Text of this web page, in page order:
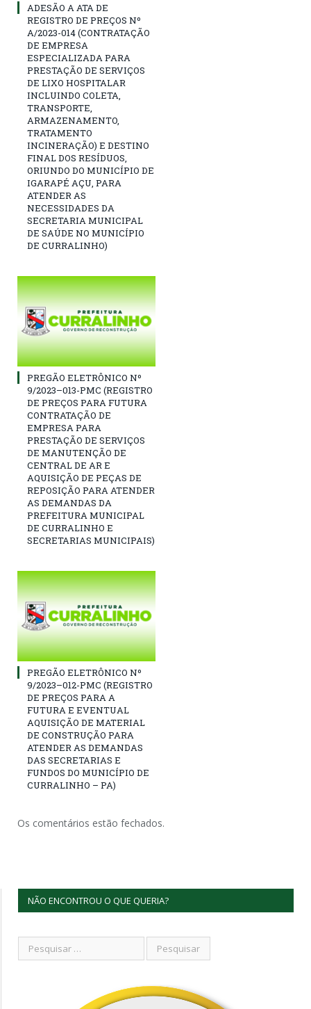
ADESÃO A ATA DE
REGISTRO DE PREÇOS Nº
A/2023-014 (CONTRATAÇÃO
DE EMPRESA
ESPECIALIZADA PARA
PRESTAÇÃO DE SERVIÇOS
DE LIXO HOSPITALAR
INCLUINDO COLETA,
TRANSPORTE,
ARMAZENAMENTO,
TRATAMENTO
INCINERAÇÃO) E DESTINO
FINAL DOS RESÍDUOS,
ORIUNDO DO MUNICÍPIO DE
IGARAPÉ AÇU, PARA
ATENDER AS
NECESSIDADES DA
SECRETARIA MUNICIPAL
DE SAÚDE NO MUNICÍPIO
DE CURRALINHO)
PREGÃO ELETRÔNICO Nº
9/2023–013-PMC (REGISTRO
DE PREÇOS PARA FUTURA
CONTRATAÇÃO DE
EMPRESA PARA
PRESTAÇÃO DE SERVIÇOS
DE MANUTENÇÃO DE
CENTRAL DE AR E
AQUISIÇÃO DE PEÇAS DE
REPOSIÇÃO PARA ATENDER
AS DEMANDAS DA
PREFEITURA MUNICIPAL
DE CURRALINHO E
SECRETARIAS MUNICIPAIS)
PREGÃO ELETRÔNICO Nº
9/2023–012-PMC (REGISTRO
DE PREÇOS PARA A
FUTURA E EVENTUAL
AQUISIÇÃO DE MATERIAL
DE CONSTRUÇÃO PARA
ATENDER AS DEMANDAS
DAS SECRETARIAS E
FUNDOS DO MUNICÍPIO DE
CURRALINHO – PA)
Os comentários estão fechados.
NÃO ENCONTROU O QUE QUERIA?